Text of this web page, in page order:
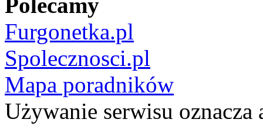
Furgonetka.pl
Spolecznosci.pl
Mapa poradników
Używanie serwisu oznacza